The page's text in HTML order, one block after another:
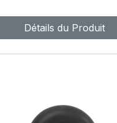
Détails du Produit